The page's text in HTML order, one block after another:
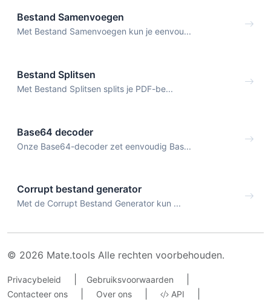
Bestand Samenvoegen
Met Bestand Samenvoegen kun je eenvou...
Bestand Splitsen
Met Bestand Splitsen splits je PDF-be...
Base64 decoder
Onze Base64-decoder zet eenvoudig Bas...
Corrupt bestand generator
Met de Corrupt Bestand Generator kun ...
© 2026 Mate.tools Alle rechten voorbehouden.
Privacybeleid Gebruiksvoorwaarden
Contacteer ons Over ons API